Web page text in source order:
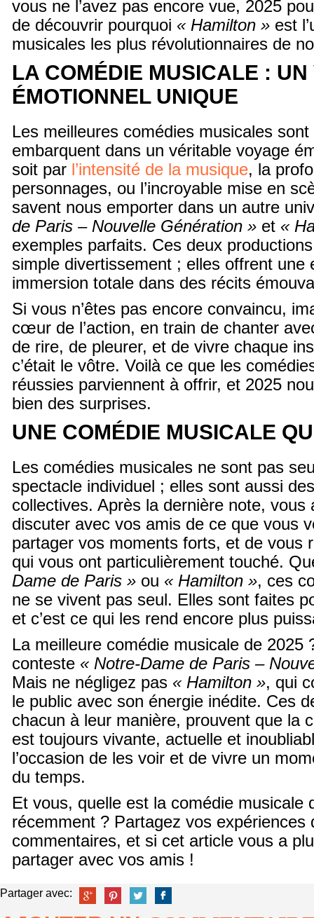
vous ne l’avez pas encore vue, 2025
de découvrir pourquoi « Hamilton » est
musicales les plus révolutionnaires de
LA COMÉDIE MUSICALE : UN
ÉMOTIONNEL UNIQUE
Les meilleures comédies musicales
embarquent dans un véritable voyage
soit par l’intensité de la musique, la
personnages, ou l’incroyable mise en
savent nous emporter dans un autre
de Paris – Nouvelle Génération » et «
exemples parfaits. Ces deux
simple divertissement ; elles offrent une
immersion totale dans des récits
Si vous n’êtes pas encore convaincu,
cœur de l’action, en train de chanter
de rire, de pleurer, et de vivre chaque
c’était le vôtre. Voilà ce que les
réussies parviennent à offrir, et 2025
bien des surprises.
UNE COMÉDIE MUSICALE
Les comédies musicales ne sont pas
spectacle individuel ; elles sont aussi
collectives. Après la dernière note, vous
discuter avec vos amis de ce que vous
partager vos moments forts, et de vous
qui vous ont particulièrement touché.
Dame de Paris » ou « Hamilton », ces
ne se vivent pas seul. Elles sont faites
et c’est ce qui les rend encore plus
La meilleure comédie musicale de 2025
conteste « Notre-Dame de Paris –
Mais ne négligez pas « Hamilton », qui
le public avec son énergie inédite. Ces
chacun à leur manière, prouvent que la
est toujours vivante, actuelle et
l’occasion de les voir et de vivre un
du temps.
Et vous, quelle est la comédie musicale
récemment ? Partagez vos expériences
commentaires, et si cet article vous a
partager avec vos amis !
Partager avec: